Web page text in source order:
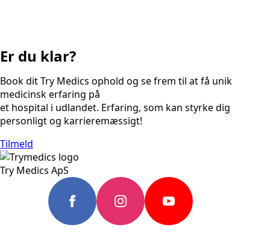
Er du klar?
Book dit Try Medics ophold og se frem til at få unik
medicinsk erfaring på
et hospital i udlandet. Erfaring, som kan styrke dig
personligt og karrieremæssigt!
Tilmeld
Try Medics ApS